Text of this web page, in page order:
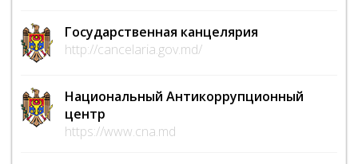
Государственная канцелярия
http://cancelaria.gov.md/
Национальный Антикоррупционный
центр
https://www.cna.md